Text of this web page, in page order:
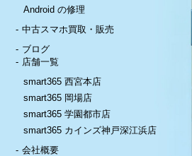
Android の修理
中古スマホ買取・販売
ブログ
店舗一覧
smart365 西宮本店
smart365 岡場店
smart365 学園都市店
smart365 カインズ神戸深江浜店
会社概要